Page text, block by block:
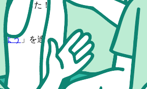
しました！
よう」を達成しました！